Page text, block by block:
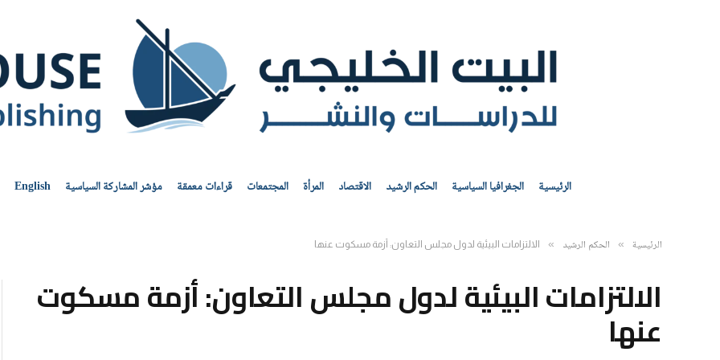
الرئيسية الجغرافيا السياسية الحكم الرشيد الاقتصاد المرأة المجتمعات قراءات معمقة مؤشر المشاركة السياسية English
الرئيسية » الحكم الرشيد » الالتزامات البيئية لدول مجلس التعاون: أزمة مسكوت عنها
الالتزامات البيئية لدول مجلس التعاون: أزمة مسكوت
عنها